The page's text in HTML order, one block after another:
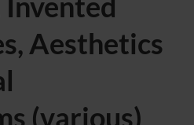
Aesthetics
(various)